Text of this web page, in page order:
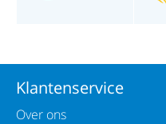
Klantenservice
Over ons